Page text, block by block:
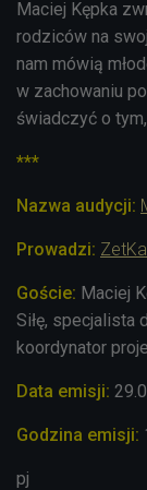
Maciej Kępka
rodziców na
nam mówią
w zachowaniu
świadczyć o
***
Nazwa audycji:
Prowadzi:
Goście: Maciej
Siłę, specjalista
koordynator
Data emisji:
Godzina emisji:
pj